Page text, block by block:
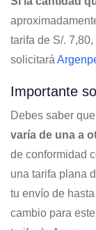
tarifa de S/.
solicitará
Importante
Debes saber que
varía de una a
de conformidad
una tarifa plana
tu envío de
cambio para